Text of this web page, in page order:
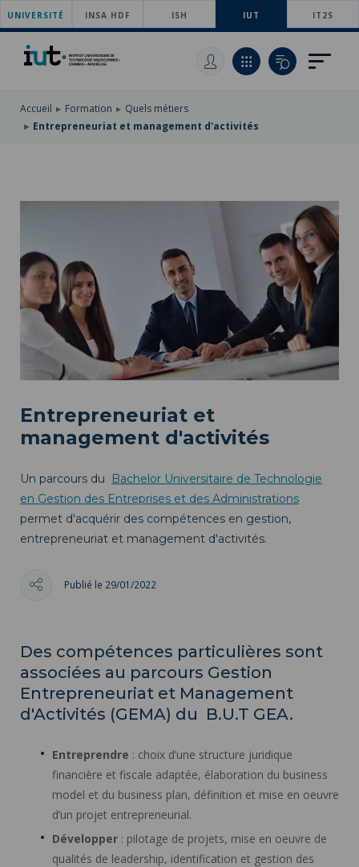
ACCÉDER
AU
MENU
PRINCIPAL
ALLER
AU
CONTENU
ACCÉDER
RECHERCHE
UNIVERSITÉ INSA HDF ISH IUT IT2S
Accueil Formation
Quels métiers
Entrepreneuriat et management d'activités
Entrepreneuriat et
management d'activités
Un parcours du
Bachelor Universitaire de Technologie
en Gestion des Entreprises et des Administrations
permet d'acquérir des compétences en gestion,
entrepreneuriat et management d'activités.
Publié le 29/01/2022
Des compétences particulières sont
associées au parcours Gestion
Entrepreneuriat et Management
d'Activités (GEMA) du B.U.T GEA.
Entreprendre : choix d’une structure juridique
financière et fiscale adaptée, élaboration du business
model et du business plan, définition et mise en oeuvre
d’un projet entrepreneurial.
Développer : pilotage de projets, mise en oeuvre de
qualités de leadership, identification et gestion des